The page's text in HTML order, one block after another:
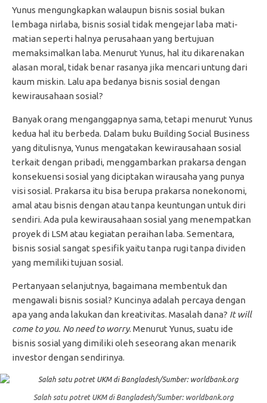
Yunus mengungkapkan walaupun bisnis sosial bukan
lembaga nirlaba, bisnis sosial tidak mengejar laba mati-
matian seperti halnya perusahaan yang bertujuan
memaksimalkan laba. Menurut Yunus, hal itu dikarenakan
alasan moral, tidak benar rasanya jika mencari untung dari
kaum miskin. Lalu apa bedanya bisnis sosial dengan
kewirausahaan sosial?
Banyak orang menganggapnya sama, tetapi menurut Yunus
kedua hal itu berbeda. Dalam buku Building Social Business
yang ditulisnya, Yunus mengatakan kewirausahaan sosial
terkait dengan pribadi, menggambarkan prakarsa dengan
konsekuensi sosial yang diciptakan wirausaha yang punya
visi sosial. Prakarsa itu bisa berupa prakarsa nonekonomi,
amal atau bisnis dengan atau tanpa keuntungan untuk diri
sendiri. Ada pula kewirausahaan sosial yang menempatkan
proyek di LSM atau kegiatan peraihan laba. Sementara,
bisnis sosial sangat spesifik yaitu tanpa rugi tanpa dividen
yang memiliki tujuan sosial.
Pertanyaan selanjutnya, bagaimana membentuk dan
mengawali bisnis sosial? Kuncinya adalah percaya dengan
apa yang anda lakukan dan kreativitas. Masalah dana? It will
come to you. No need to worry. Menurut Yunus, suatu ide
bisnis sosial yang dimiliki oleh seseorang akan menarik
investor dengan sendirinya.
Salah satu potret UKM di Bangladesh/Sumber: worldbank.org